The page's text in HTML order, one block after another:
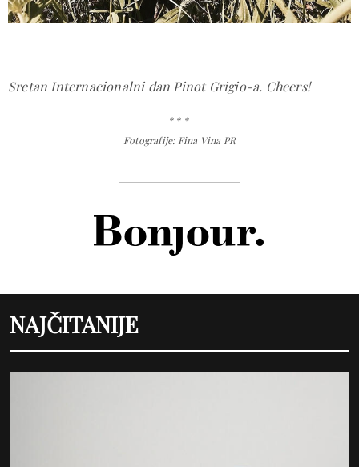
Sretan Internacionalni dan Pinot Grigio-a. Cheers!
* * *
Fotografije: Fina Vina PR
NAJČITANIJE